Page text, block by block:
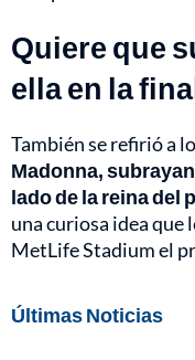
Quiere que
ella en la
También se refirió a
Madonna,
lado de la reina del
una curiosa idea que
MetLife Stadium el
Últimas Noticias